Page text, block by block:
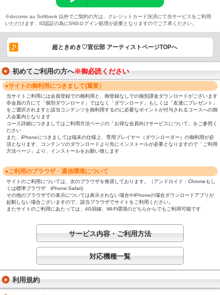
※docomo au Softbank 以外でご契約の方は、クレジットカード決済にて当サービスをご利用
いただけます、ID認証の為にSNSログイン処理が必要となりますのでご了承ください。
超ときめき♡宣伝部 アーティストページTOPへ
初めてご利用の方へ※御必読ください
●サイトの御利用につきまして(重要）
当サイトご利用には会員登録での御利用と、御登録なしでの個別課金ダウンロードがございます
非会員の方にて「個別ダウンロード」ではなく「ダウンロード」もしくは「友達にプレゼント」
をご選択されますと該当コンテンツを御利用するのに必要なポイントが付与されるコースへの御
入会案内となります
コース詳細につきましてはご利用方法ページの「お得な会員向けサービスについて」をご参照く
ださい
また、iPhoneにつきましては端末の仕様上、専用プレイヤー（ダウンローダー）の御利用が必
須となります、コンテンツのダウンロードより先にインストールが必要となりますので「ご利用
方法ページ」より、インストールをお願い致します
●ご利用のブラウザ・通信環境について
サイトのご利用については、次のブラウザを推奨しております。（アンドロイド：Chromeもし
くは標準ブラウザ iPhone:Safari)
その他のブラウザでの表示については表示されない場合やiPhoneの場合ダウンロードアプリが
起動しない場合ございますので、該当ブラウザでサイトをご利用ください。
またサイトのご利用にあたっては、4G回線、Wi-Fi環境のどちらからでもご利用可能です
サービス内容・ご利用方法
対応機種一覧
利用規約